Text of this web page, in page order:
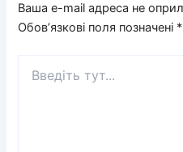
Ваша e-mail адреса не
Обов’язкові поля позначені *
тут...